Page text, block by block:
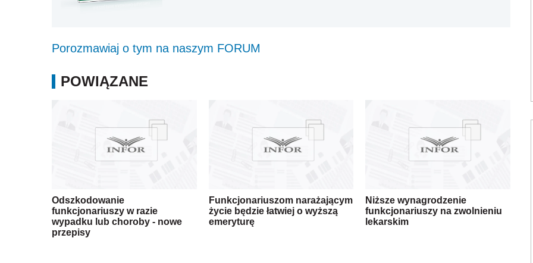
Porozmawiaj o tym na naszym FORUM
POWIĄZANE
Odszkodowanie
funkcjonariuszy w razie
wypadku lub choroby - nowe
przepisy
Funkcjonariuszom narażającym
życie będzie łatwiej o wyższą
emeryturę
Niższe wynagrodzenie
funkcjonariuszy na zwolnieniu
lekarskim